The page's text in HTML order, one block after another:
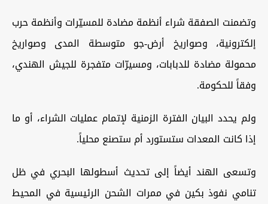
وتضمنت الصفقة شراء أنظمة مضادة للمسيّرات وأنظمة حرب
إلكترونية، وصواريخ أرض-جو متوسطة المدى وصواريخ
محمولة مضادة للدبابات، ومسيرّات متفجرة للجيش الهندي،
وفقاً للحكومة.
ولم يحدد البيان الفترة الزمنية لإتمام عمليات الشراء، أو ما
إذا كانت المعدات ستستورد أم ستصنع محلياً.
وتسعى الهند أيضاً إلى تحديث أسطولها البحري في ظل
تنامي نفوذ بكين في ممرات الشحن الرئيسية في المحيط